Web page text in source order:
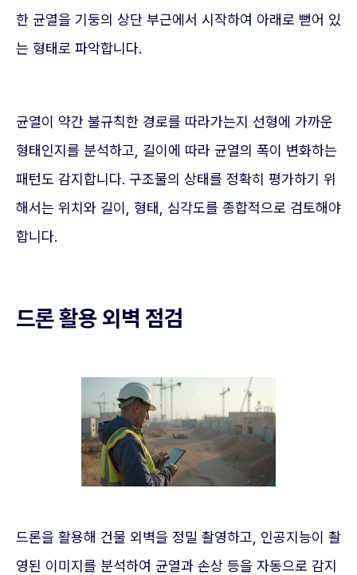
한 균열을 기둥의 상단 부근에서 시작하여 아래로 뻗어 있
는 형태로 파악합니다.
균열이 약간 불규칙한 경로를 따라가는지 선형에 가까운
형태인지를 분석하고, 길이에 따라 균열의 폭이 변화하는
패턴도 감지합니다. 구조물의 상태를 정확히 평가하기 위
해서는 위치와 길이, 형태, 심각도를 종합적으로 검토해야
합니다.
드론 활용 외벽 점검
드론을 활용해 건물 외벽을 정밀 촬영하고, 인공지능이 촬
영된 이미지를 분석하여 균열과 손상 등을 자동으로 감지